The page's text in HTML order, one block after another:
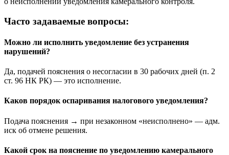
Часто задаваемые вопросы:
Можно ли исполнить уведомление без устранения
нарушений?
Да, подачей пояснения о несогласии в 30 рабочих дней (п. 2
ст. 96 НК РК) — это исполнение.
Каков порядок оспаривания налогового уведомления?
Подача пояснения → при незаконном «неисполнено» — адм.
иск об отмене решения.
Какой срок на пояснение по уведомлению камерального